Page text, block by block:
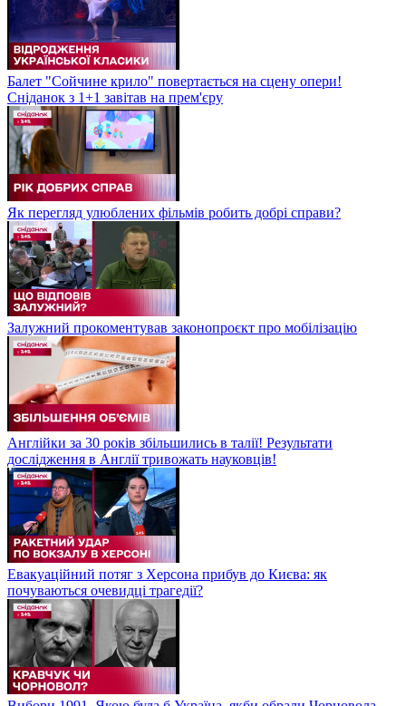
Балет "Сойчине крило" повертається на сцену опери!
Сніданок з 1+1 завітав на прем'єру
Як перегляд улюблених фільмів робить добрі справи?
Залужний прокоментував законопроєкт про мобілізацію
Англійки за 30 років збільшились в талії! Результати
дослідження в Англії тривожать науковців!
Евакуаційний потяг з Херсона прибув до Києва: як
почуваються очевидці трагедії?